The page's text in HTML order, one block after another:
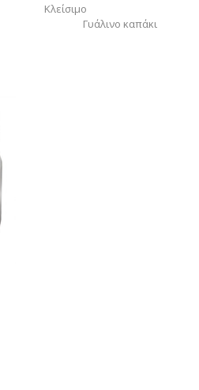
Κλείσιμο
Γυάλινο καπάκι